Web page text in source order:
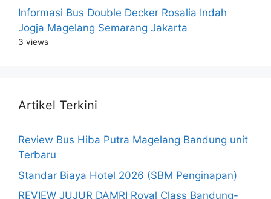
Informasi Bus Double Decker Rosalia Indah
Jogja Magelang Semarang Jakarta
3 views
Artikel Terkini
Review Bus Hiba Putra Magelang Bandung unit
Terbaru
Standar Biaya Hotel 2026 (SBM Penginapan)
REVIEW JUJUR DAMRI Royal Class Bandung-